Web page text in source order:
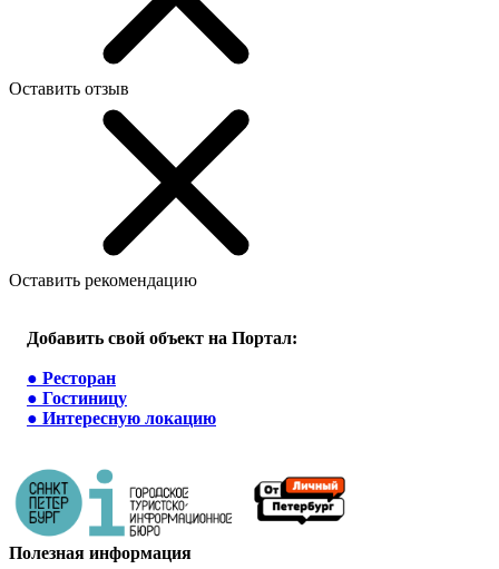
Оставить отзыв
Оставить рекомендацию
Добавить свой объект на Портал:
● Ресторан
● Гостиницу
● Интересную локацию
Полезная информация